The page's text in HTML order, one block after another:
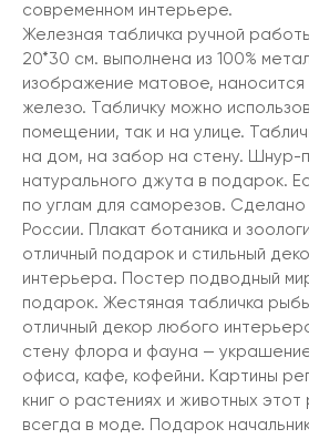
современном интерьере.
Железная табличка ручной
20*30 см. выполнена из 100%
изображение матовое, наносится
железо. Табличку можно
помещении, так и на улице.
на дом, на забор на стену. Шнур-
натурального джута в подарок.
по углам для саморезов.
России. Плакат ботаника и
отличный подарок и стильный
интерьера. Постер подводный
подарок. Жестяная табличка
отличный декор любого
стену флора и фауна —
офиса, кафе, кофейни. Картины
книг о растениях и животных этот
всегда в моде. Подарок